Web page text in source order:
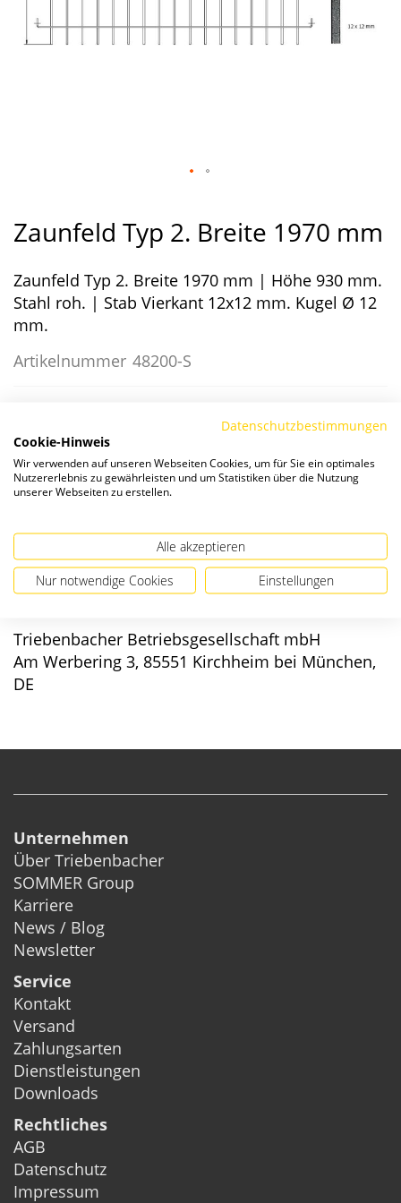
der
springen
Zaunfeld Typ 2. Breite 1970 mm
Zaunfeld Typ 2. Breite 1970 mm | Höhe 930 mm.
Stahl roh. | Stab Vierkant 12x12 mm. Kugel Ø 12
mm.
Artikelnummer 48200-S
Verfügbarkeit:
Angaben zur Produktsicherheit
Triebenbacher Betriebsgesellschaft mbH
Am Werbering 3, 85551 Kirchheim bei München,
DE
Unternehmen
Über Triebenbacher
SOMMER Group
Karriere
News / Blog
Newsletter
Service
Kontakt
Versand
Zahlungsarten
Dienstleistungen
Downloads
Rechtliches
AGB
Datenschutz
Impressum
Datenschutzbestimmungen
Cookie-Hinweis
Wir verwenden auf unseren Webseiten Cookies, um für Sie ein optimales
Nutzererlebnis zu gewährleisten und um Statistiken über die Nutzung
unserer Webseiten zu erstellen.
Alle akzeptieren
Nur notwendige Cookies Einstellungen